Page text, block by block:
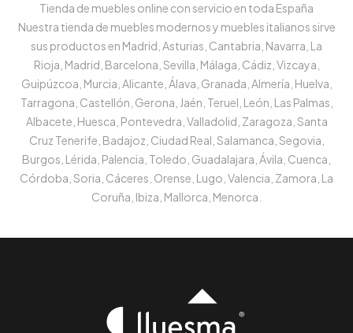
Tienda de muebles online con servicio en toda España
Nuestra tienda de muebles modernos y muebles italianos sirve
sus productos en Madrid, Asturias, Cantabria, Navarra, La
Rioja, Madrid, Barcelona, Sevilla, Málaga, Cádiz, Vizcaya,
Guipúzcoa, Murcia, Alicante, Álava, Granada, Almería, Huelva,
Tarragona, Castellón, Gerona, Jaén, Teruel, León, Las Palmas,
Albacete, Huesca, Pontevedra, Valladolid, Zaragoza, Santa
Cruz Tenerife, Badajoz, Ciudad Real, Salamanca, Segovia,
Burgos, Lérida, Palencia, Toledo, Guadalajara, Ávila, Cuenca,
Córdoba, Soria, Cáceres, Orense, Lugo, Valencia, Zamora, La
Coruña, Ibiza, Mallorca, Menorca.